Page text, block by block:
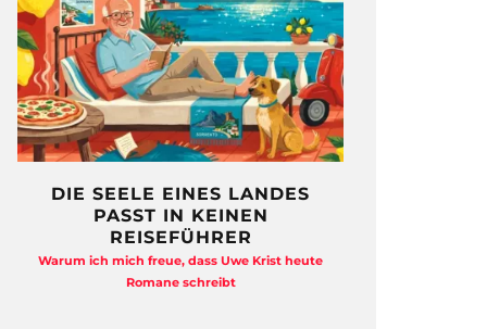
DIE SEELE EINES LANDES
PASST IN KEINEN
REISEFÜHRER
Warum ich mich freue, dass Uwe Krist heute
Romane schreibt